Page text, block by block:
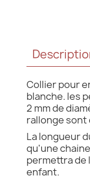
Collier pour
blanche. les
2 mm de
rallonge sont
La longueur
qu'une
permettra de
enfant.